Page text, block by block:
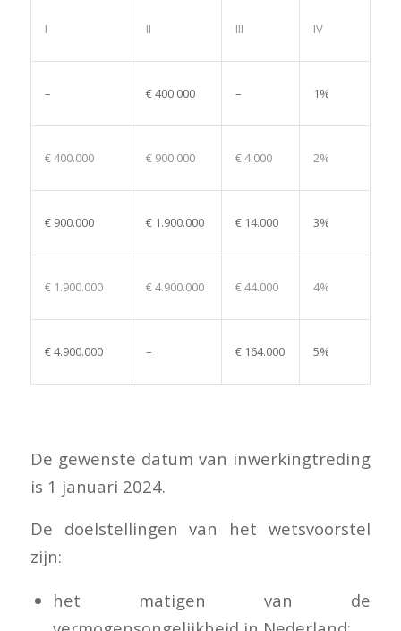
I II III IV
– € 400.000 – 1%
€ 400.000 € 900.000 € 4.000 2%
€ 900.000 € 1.900.000 € 14.000 3%
€ 1.900.000 € 4.900.000 € 44.000 4%
€ 4.900.000 – € 164.000 5%
De gewenste datum van inwerkingtreding
is 1 januari 2024.
De doelstellingen van het wetsvoorstel
zijn:
het matigen van de